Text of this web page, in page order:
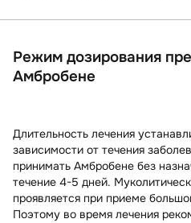
Режим дозирования
Амбробене
Длительность лечения
зависимости от течения
принимать Амбробене без
течение 4-5 дней.
проявляется при приеме
Поэтому во время лечения